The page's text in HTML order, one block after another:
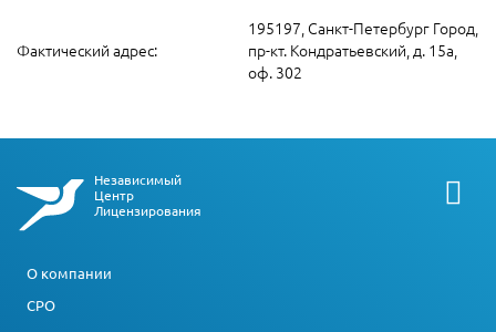
Фактический адрес:
195197, Санкт-Петербург Город,
пр-кт. Кондратьевский, д. 15а,
оф. 302
Независимый
Центр
Лицензирования
О компании
СРО